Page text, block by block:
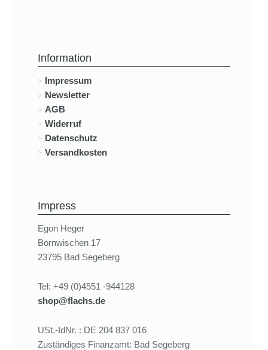
Information
Impressum
Newsletter
AGB
Widerruf
Datenschutz
Versandkosten
Impress
Egon Heger
Bornwischen 17
23795 Bad Segeberg
Tel: +49 (0)4551 -944128
shop@flachs.de
USt.-IdNr. : DE 204 837 016
Zuständiges Finanzamt: Bad Segeberg